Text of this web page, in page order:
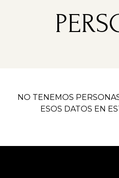
NO TENEMOS
ESOS DATOS EN